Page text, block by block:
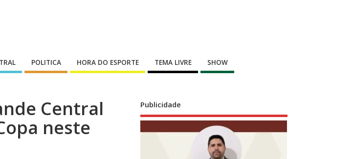
POLITICA HORA DO ESPORTE TEMA LIVRE SHOW
Central
neste
Publicidade